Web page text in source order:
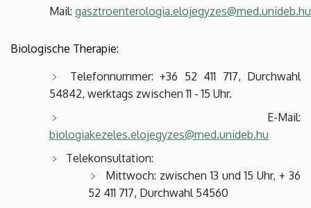
Mail: gasztroenterologia.elojegyzes@med.unideb.hu
Biologische Therapie:
Telefonnummer: +36 52 411 717, Durchwahl
54842, werktags zwischen 11 - 15 Uhr.
E-Mail:
biologiakezeles.elojegyzes@med.unideb.hu
Telekonsultation:
Mittwoch: zwischen 13 und 15 Uhr, + 36
52 411 717, Durchwahl 54560